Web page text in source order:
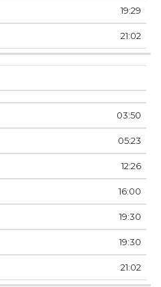
19:29
21:02
03:50
05:23
12:26
16:00
19:30
19:30
21:02